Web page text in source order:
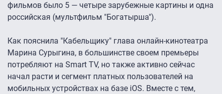
фильмов было 5 — четыре зарубежные картины и одна
российская (мультфильм "Богатырша").
Как пояснила "Кабельщику" глава онлайн-кинотеатра
Марина Сурыгина, в большинстве своем премьеры
потребляют на Smart TV, но также активно сейчас
начал расти и сегмент платных пользователей на
мобильных устройствах на базе iOS. Вместе с тем,